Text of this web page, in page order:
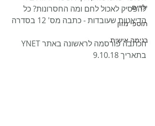
ילדים
תוספי מזון
בנימה אישית
להפסיק לאכול לחם ומה החסרונות? כל
הדיאטות שעובדות - כתבה מס' 12 בסדרה
בתאריך 9.10.18